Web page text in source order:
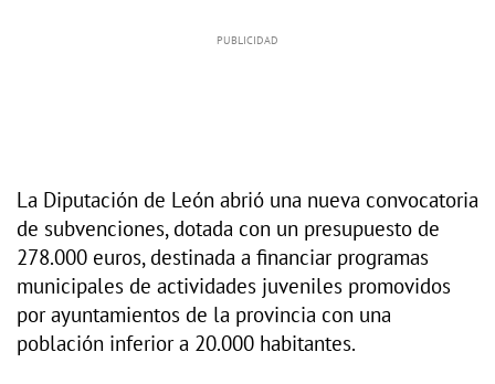
La Diputación de León abrió una nueva convocatoria
de subvenciones, dotada con un presupuesto de
278.000 euros, destinada a financiar programas
municipales de actividades juveniles promovidos
por ayuntamientos de la provincia con una
población inferior a 20.000 habitantes.